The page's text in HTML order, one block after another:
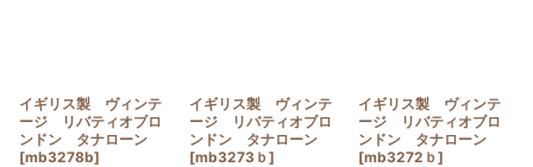
イギリス製 ヴィンテ
ージ リバティオブロ
ンドン タナローン
[mb3278b]
イギリス製 ヴィンテ
ージ リバティオブロ
ンドン タナローン
[mb3273ｂ ]
イギリス製 ヴィンテ
ージ リバティオブロ
ンドン タナローン
[mb3272ｂ]